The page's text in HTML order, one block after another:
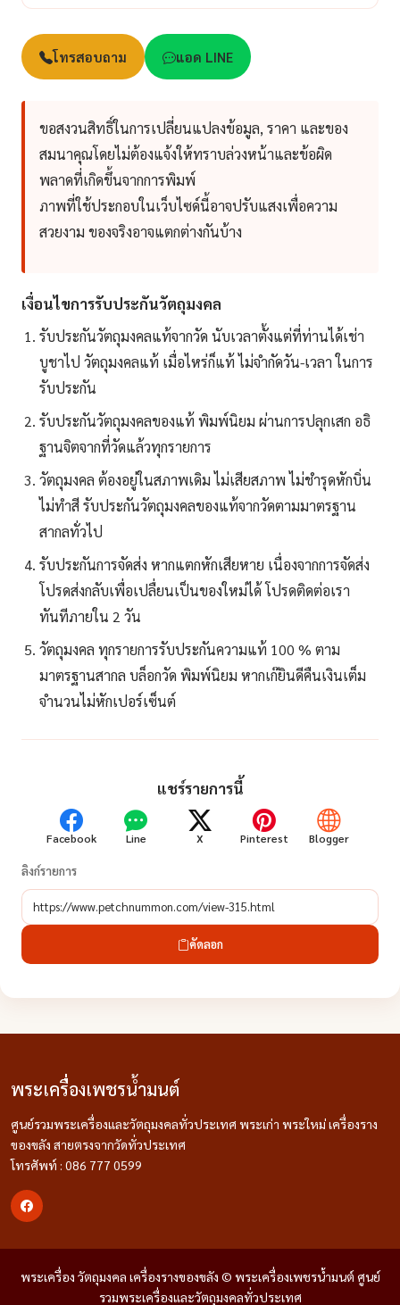
โทรสอบถาม แอด LINE
ขอสงวนสิทธิ์ในการเปลี่ยนแปลงข้อมูล, ราคา และของ
สมนาคุณโดยไม่ต้องแจ้งให้ทราบล่วงหน้าและข้อผิด
พลาดที่เกิดขึ้นจากการพิมพ์
ภาพที่ใช้ประกอบในเว็บไซด์นี้อาจปรับแสงเพื่อความ
สวยงาม ของจริงอาจแตกต่างกันบ้าง
เงื่อนไขการรับประกันวัตถุมงคล
รับประกันวัตถุมงคลแท้จากวัด นับเวลาตั้งแต่ที่ท่านได้เช่า
บูชาไป วัตถุมงคลแท้ เมื่อไหร่ก็แท้ ไม่จำกัดวัน-เวลา ในการ
รับประกัน
รับประกันวัตถุมงคลของแท้ พิมพ์นิยม ผ่านการปลุกเสก อธิ
ฐานจิตจากที่วัดแล้วทุกรายการ
วัตถุมงคล ต้องอยู่ในสภาพเดิม ไม่เสียสภาพ ไม่ชำรุดหักบิ่น
ไม่ทำสี รับประกันวัตถุมงคลของแท้จากวัดตามมาตรฐาน
สากลทั่วไป
รับประกันการจัดส่ง หากแตกหักเสียหาย เนื่องจากการจัดส่ง
โปรดส่งกลับเพื่อเปลื่ยนเป็นของใหม่ได้ โปรดติดต่อเรา
ทันทีภายใน 2 วัน
วัตถุมงคล ทุกรายการรับประกันความแท้ 100 % ตาม
มาตรฐานสากล บล็อกวัด พิมพ์นิยม หากเก๊ยินดีคืนเงินเต็ม
จำนวนไม่หักเปอร์เซ็นต์
แชร์รายการนี้
Facebook Line X Pinterest Blogger
ลิงก์รายการ
คัดลอก
พระเครื่องเพชรน้ำมนต์
ศูนย์รวมพระเครื่องและวัตถุมงคลทั่วประเทศ พระเก่า พระใหม่ เครื่องราง
ของขลัง สายตรงจากวัดทั่วประเทศ
โทรศัพท์ : 086 777 0599
พระเครื่อง วัตถุมงคล เครื่องรางของขลัง © พระเครื่องเพชรน้ำมนต์ ศูนย์
รวมพระเครื่องและวัตถุมงคลทั่วประเทศ